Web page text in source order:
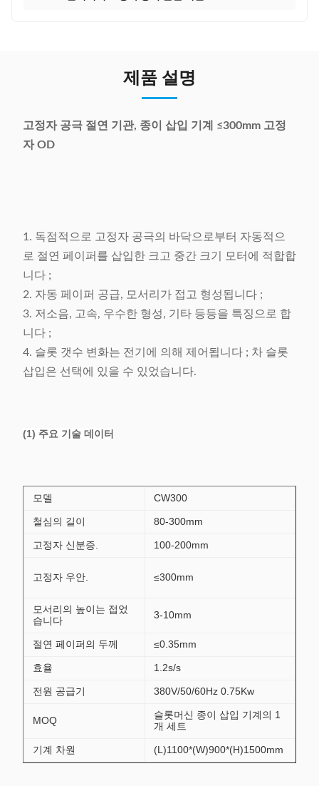
제품 설명
고정자 공극 절연 기관, 종이 삽입 기계 ≤300mm 고정
자 OD
1. 독점적으로 고정자 공극의 바닥으로부터 자동적으
로 절연 페이퍼를 삽입한 크고 중간 크기 모터에 적합합
니다 ;
2. 자동 페이퍼 공급, 모서리가 접고 형성됩니다 ;
3. 저소음, 고속, 우수한 형성, 기타 등등을 특징으로 합
니다 ;
4. 슬롯 갯수 변화는 전기에 의해 제어됩니다 ; 차 슬롯
삽입은 선택에 있을 수 있었습니다.
(1) 주요 기술 데이터
모델 CW300
철심의 길이 80-300mm
고정자 신분증. 100-200mm
고정자 우안. ≤300mm
모서리의 높이는 접었
습니다
3-10mm
절연 페이퍼의 두께 ≤0.35mm
효율 1.2s/s
전원 공급기 380V/50/60Hz 0.75Kw
MOQ
슬롯머신 종이 삽입 기계의 1
개 세트
기계 차원 (L)1100*(W)900*(H)1500mm